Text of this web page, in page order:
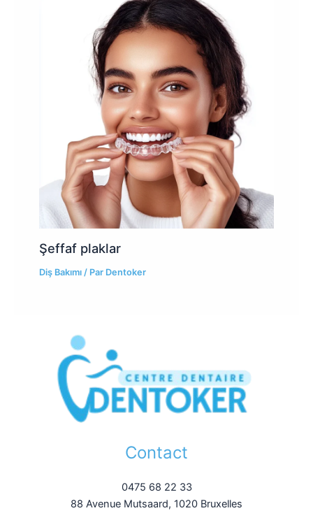
Şeffaf plaklar
Diş Bakımı / Par Dentoker
Contact
0475 68 22 33
88 Avenue Mutsaard, 1020 Bruxelles